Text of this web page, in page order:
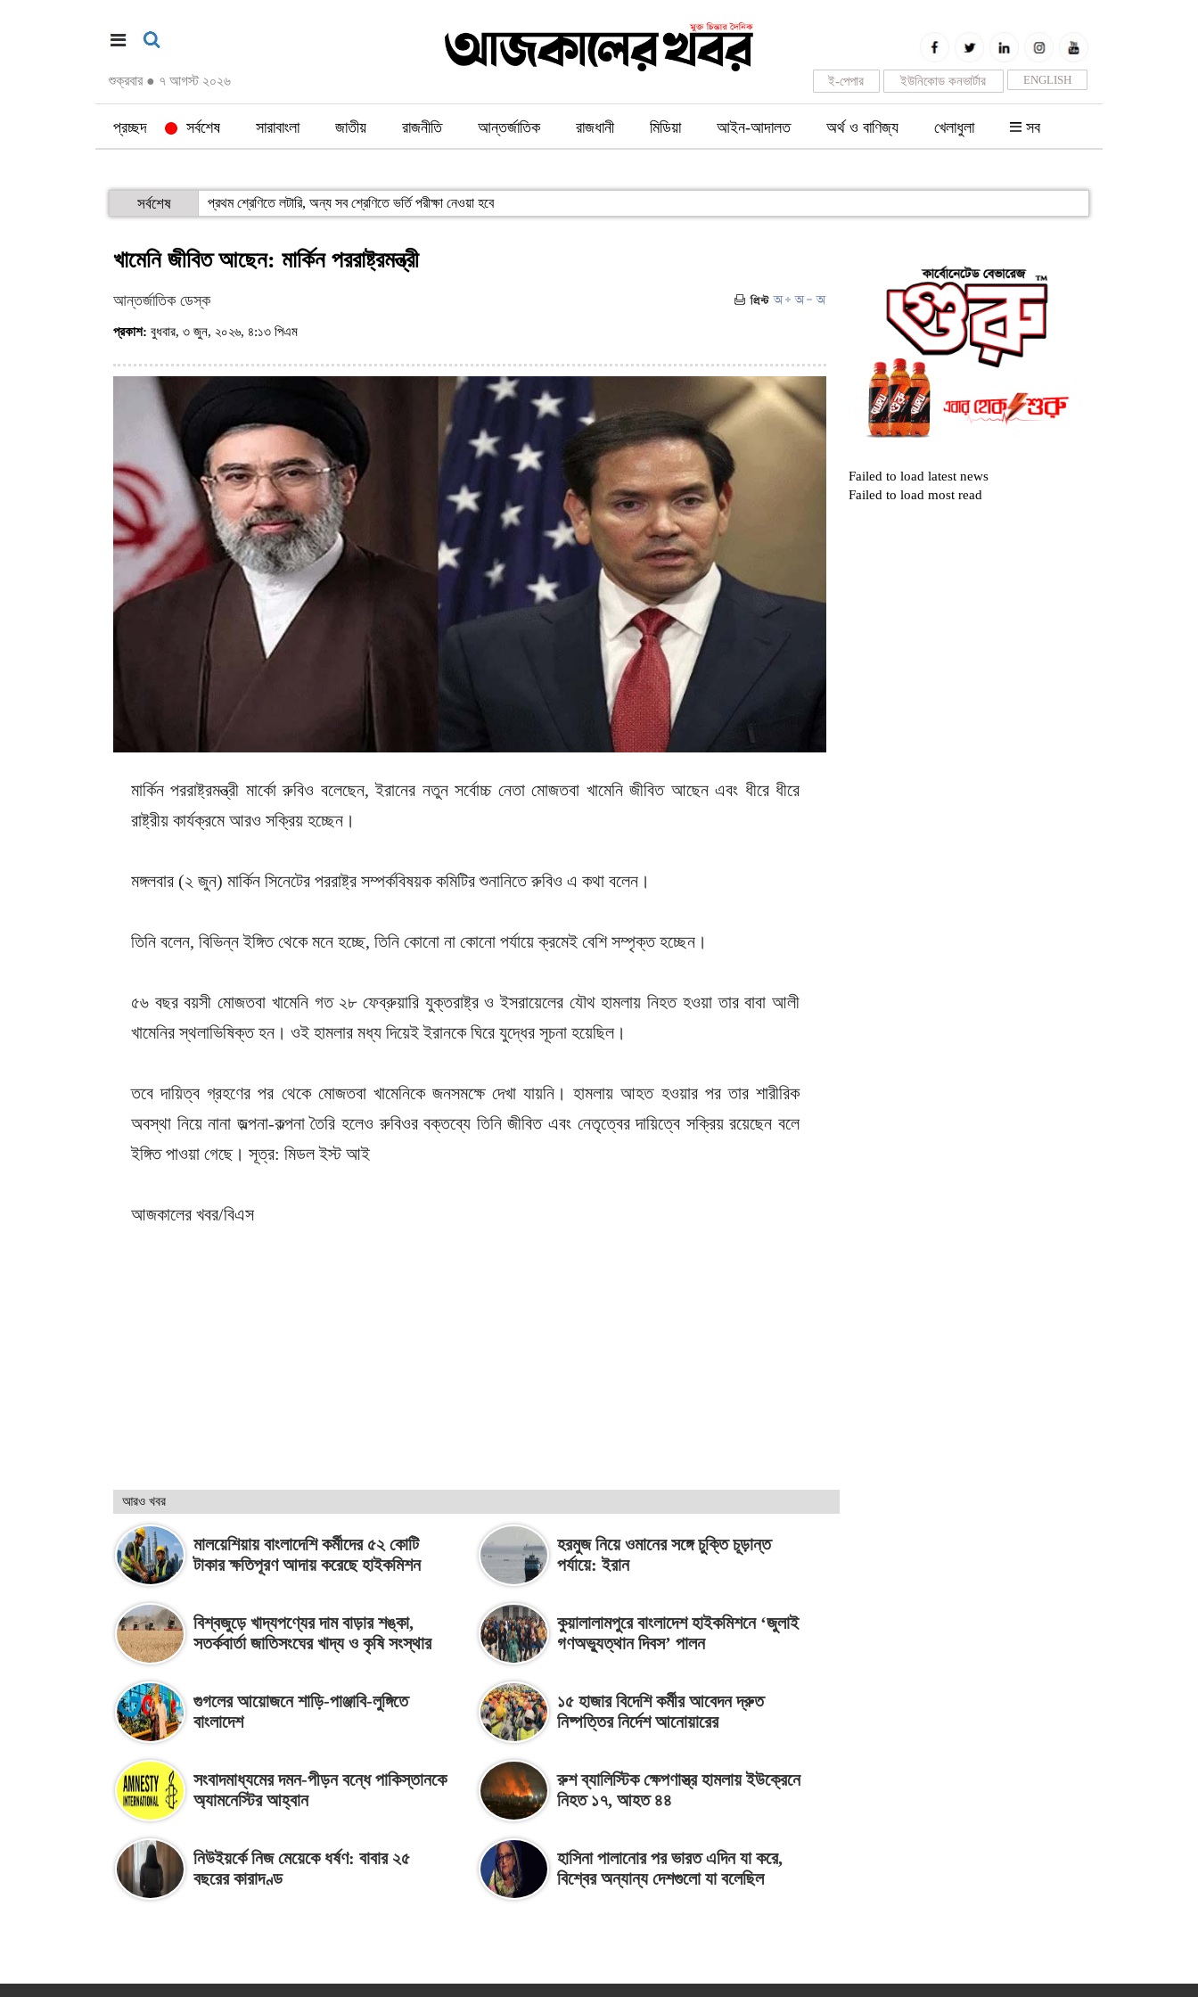
শুক্রবার ● ৭ আগস্ট ২০২৬ ENGLISH
ইউনিকোড কনভার্টার
ই-পেপার
প্রচ্ছদ সর্বশেষ সারাবাংলা জাতীয় রাজনীতি আন্তর্জাতিক রাজধানী মিডিয়া আইন-আদালত অর্থ ও বাণিজ্য খেলাধুলা সব
সর্বশেষ প্রথম শ্রেণিতে লটারি, অন্য সব শ্রেণিতে ভর্তি পরীক্ষা নেওয়া হবে
খামেনি জীবিত আছেন: মার্কিন পররাষ্ট্রমন্ত্রী
আন্তর্জাতিক ডেস্ক
প্রকাশ: বুধবার, ৩ জুন, ২০২৬, ৪:১৩ পিএম
মার্কিন পররাষ্ট্রমন্ত্রী মার্কো রুবিও বলেছেন, ইরানের নতুন সর্বোচ্চ নেতা মোজতবা খামেনি জীবিত আছেন এবং ধীরে ধীরে
রাষ্ট্রীয় কার্যক্রমে আরও সক্রিয় হচ্ছেন।
মঙ্গলবার (২ জুন) মার্কিন সিনেটের পররাষ্ট্র সম্পর্কবিষয়ক কমিটির শুনানিতে রুবিও এ কথা বলেন।
তিনি বলেন, বিভিন্ন ইঙ্গিত থেকে মনে হচ্ছে, তিনি কোনো না কোনো পর্যায়ে ক্রমেই বেশি সম্পৃক্ত হচ্ছেন।
৫৬ বছর বয়সী মোজতবা খামেনি গত ২৮ ফেব্রুয়ারি যুক্তরাষ্ট্র ও ইসরায়েলের যৌথ হামলায় নিহত হওয়া তার বাবা আলী
খামেনির স্থলাভিষিক্ত হন। ওই হামলার মধ্য দিয়েই ইরানকে ঘিরে যুদ্ধের সূচনা হয়েছিল।
তবে দায়িত্ব গ্রহণের পর থেকে মোজতবা খামেনিকে জনসমক্ষে দেখা যায়নি। হামলায় আহত হওয়ার পর তার শারীরিক
অবস্থা নিয়ে নানা জল্পনা-কল্পনা তৈরি হলেও রুবিওর বক্তব্যে তিনি জীবিত এবং নেতৃত্বের দায়িত্বে সক্রিয় রয়েছেন বলে
ইঙ্গিত পাওয়া গেছে। সূত্র: মিডল ইস্ট আই
আজকালের খবর/বিএস
আরও খবর
মালয়েশিয়ায় বাংলাদেশি কর্মীদের ৫২ কোটি
টাকার ক্ষতিপূরণ আদায় করেছে হাইকমিশন
হরমুজ নিয়ে ওমানের সঙ্গে চুক্তি চূড়ান্ত
পর্যায়ে: ইরান
বিশ্বজুড়ে খাদ্যপণ্যের দাম বাড়ার শঙ্কা,
সতর্কবার্তা জাতিসংঘের খাদ্য ও কৃষি সংস্থার
কুয়ালালামপুরে বাংলাদেশ হাইকমিশনে ‘জুলাই
গণঅভ্যুত্থান দিবস’ পালন
গুগলের আয়োজনে শাড়ি-পাঞ্জাবি-লুঙ্গিতে
বাংলাদেশ
১৫ হাজার বিদেশি কর্মীর আবেদন দ্রুত
নিষ্পত্তির নির্দেশ আনোয়ারের
সংবাদমাধ্যমের দমন-পীড়ন বন্ধে পাকিস্তানকে
অ্যামনেস্টির আহ্বান
রুশ ব্যালিস্টিক ক্ষেপণাস্ত্র হামলায় ইউক্রেনে
নিহত ১৭, আহত ৪৪
নিউইয়র্কে নিজ মেয়েকে ধর্ষণ: বাবার ২৫
বছরের কারাদণ্ড
হাসিনা পালানোর পর ভারত এদিন যা করে,
বিশ্বের অন্যান্য দেশগুলো যা বলেছিল
Failed to load latest news
Failed to load most read